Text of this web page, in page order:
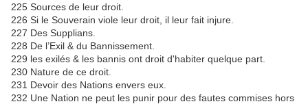
225 Sources de leur droit.
226 Si le Souverain viole leur droit, il leur fait injure.
227 Des Supplians.
228 De l’Exil & du Bannissement.
229 les exilés & les bannis ont droit d'habiter quelque part.
230 Nature de ce droit.
231 Devoir des Nations envers eux.
232 Une Nation ne peut les punir pour des fautes commises hors